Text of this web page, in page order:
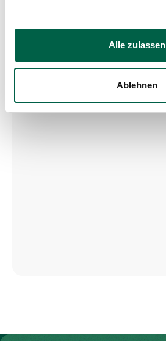
Alle zulassen
Ablehnen